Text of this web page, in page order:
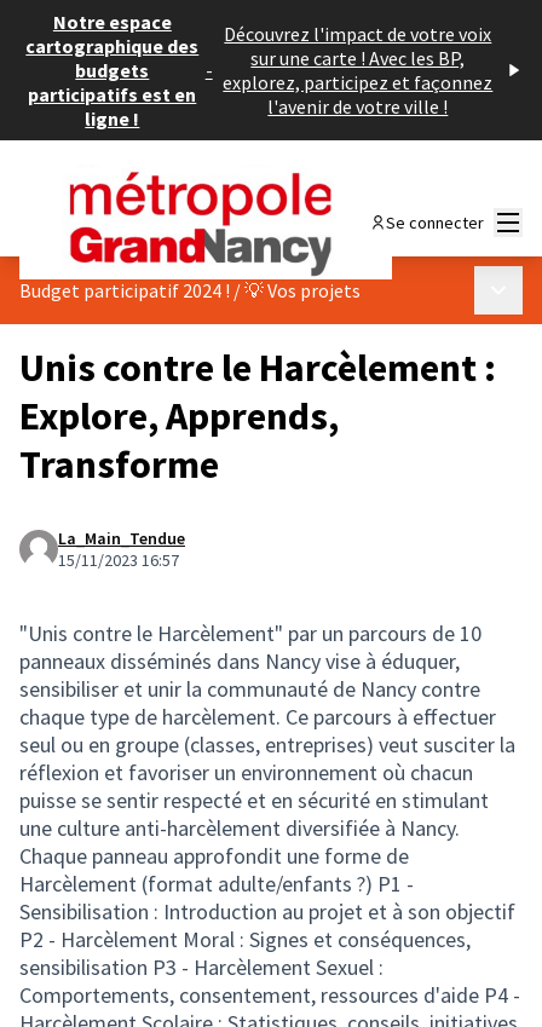
Notre espace
cartographique des
budgets
participatifs est en
ligne !
-
Découvrez l'impact de votre voix
sur une carte ! Avec les BP,
explorez, participez et façonnez
l'avenir de votre ville !
Se connecter
Budget participatif 2024 ! /💡 Vos projets
Unis contre le Harcèlement :
Explore, Apprends,
Transforme
La_Main_Tendue
15/11/2023 16:57
"Unis contre le Harcèlement" par un parcours de 10
panneaux disséminés dans Nancy vise à éduquer,
sensibiliser et unir la communauté de Nancy contre
chaque type de harcèlement. Ce parcours à effectuer
seul ou en groupe (classes, entreprises) veut susciter la
réflexion et favoriser un environnement où chacun
puisse se sentir respecté et en sécurité en stimulant
une culture anti-harcèlement diversifiée à Nancy.
Chaque panneau approfondit une forme de
Harcèlement (format adulte/enfants ?) P1 -
Sensibilisation : Introduction au projet et à son objectif
P2 - Harcèlement Moral : Signes et conséquences,
sensibilisation P3 - Harcèlement Sexuel :
Comportements, consentement, ressources d'aide P4 -